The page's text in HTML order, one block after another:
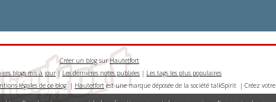
Créer un blog surHautetfort
blogs mis à jour|Les dernières notes publiées | Les tags les plus populaires
légales de ce blog | Hautetfortest une marque déposée de la société talkSpirit | Créez votre